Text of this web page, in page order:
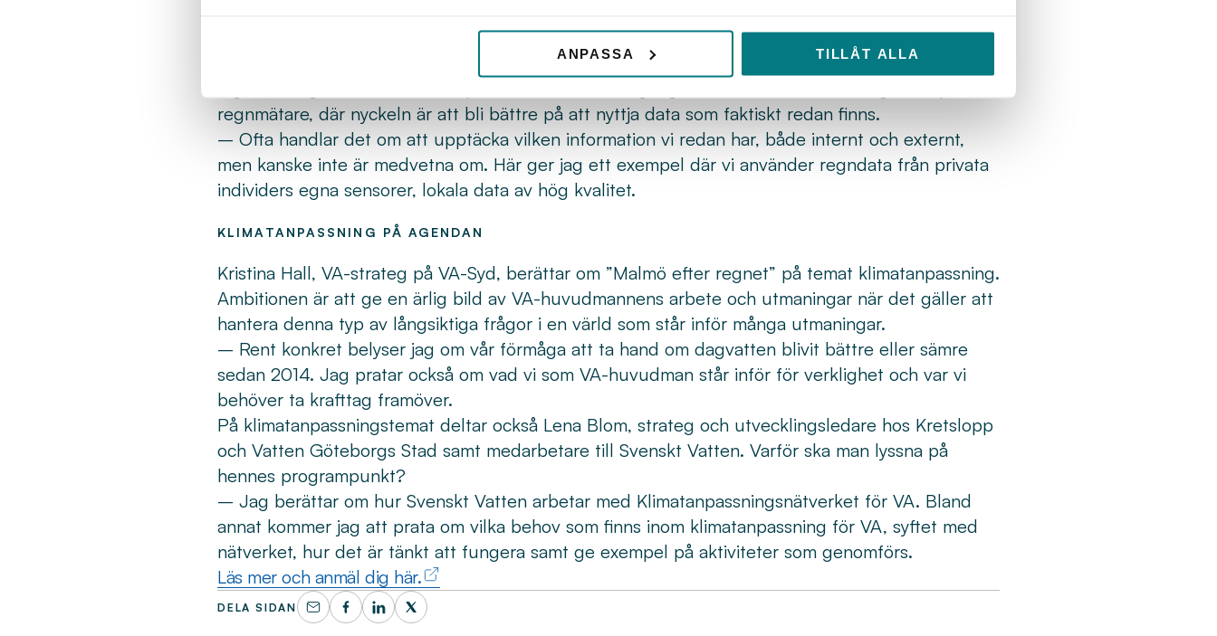
ANPASSA TILLÅT ALLA
utmaningarna vi mött och minorna vi gått på.
Även Glen Nivert, strateg ledningsnät på Kretslopp och vatten Göteborgs Stad, talar på temat
regnmätare, där nyckeln är att bli bättre på att nyttja data som faktiskt redan finns.
– Ofta handlar det om att upptäcka vilken information vi redan har, både internt och externt,
men kanske inte är medvetna om. Här ger jag ett exempel där vi använder regndata från privata
individers egna sensorer, lokala data av hög kvalitet.
KLIMATANPASSNING PÅ AGENDAN
Kristina Hall, VA-strateg på VA-Syd, berättar om ”Malmö efter regnet” på temat klimatanpassning.
Ambitionen är att ge en ärlig bild av VA-huvudmannens arbete och utmaningar när det gäller att
hantera denna typ av långsiktiga frågor i en värld som står inför många utmaningar.
– Rent konkret belyser jag om vår förmåga att ta hand om dagvatten blivit bättre eller sämre
sedan 2014. Jag pratar också om vad vi som VA-huvudman står inför för verklighet och var vi
behöver ta krafttag framöver.
På klimatanpassningstemat deltar också Lena Blom, strateg och utvecklingsledare hos Kretslopp
och Vatten Göteborgs Stad samt medarbetare till Svenskt Vatten. Varför ska man lyssna på
hennes programpunkt?
– Jag berättar om hur Svenskt Vatten arbetar med Klimatanpassningsnätverket för VA. Bland
annat kommer jag att prata om vilka behov som finns inom klimatanpassning för VA, syftet med
nätverket, hur det är tänkt att fungera samt ge exempel på aktiviteter som genomförs.
Läs mer och anmäl dig här.
DELA SIDAN